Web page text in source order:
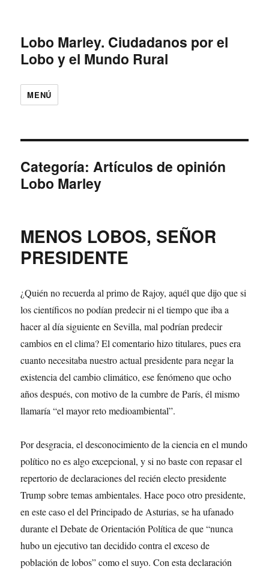
Lobo Marley. Ciudadanos por el
Lobo y el Mundo Rural
MENÚ
Categoría: Artículos de opinión
Lobo Marley
MENOS LOBOS, SEÑOR
PRESIDENTE
¿Quién no recuerda al primo de Rajoy, aquél que dijo que si
los científicos no podían predecir ni el tiempo que iba a
hacer al día siguiente en Sevilla, mal podrían predecir
cambios en el clima? El comentario hizo titulares, pues era
cuanto necesitaba nuestro actual presidente para negar la
existencia del cambio climático, ese fenómeno que ocho
años después, con motivo de la cumbre de París, él mismo
llamaría “el mayor reto medioambiental”.
Por desgracia, el desconocimiento de la ciencia en el mundo
político no es algo excepcional, y si no baste con repasar el
repertorio de declaraciones del recién electo presidente
Trump sobre temas ambientales. Hace poco otro presidente,
en este caso el del Principado de Asturias, se ha ufanado
durante el Debate de Orientación Política de que “nunca
hubo un ejecutivo tan decidido contra el exceso de
población de lobos” como el suyo. Con esta declaración